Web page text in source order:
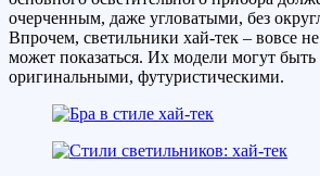
очерченным, даже угловатыми, без
Впрочем, светильники хай-тек – вовсе
может показаться. Их модели могут быть
оригинальными, футуристическими.